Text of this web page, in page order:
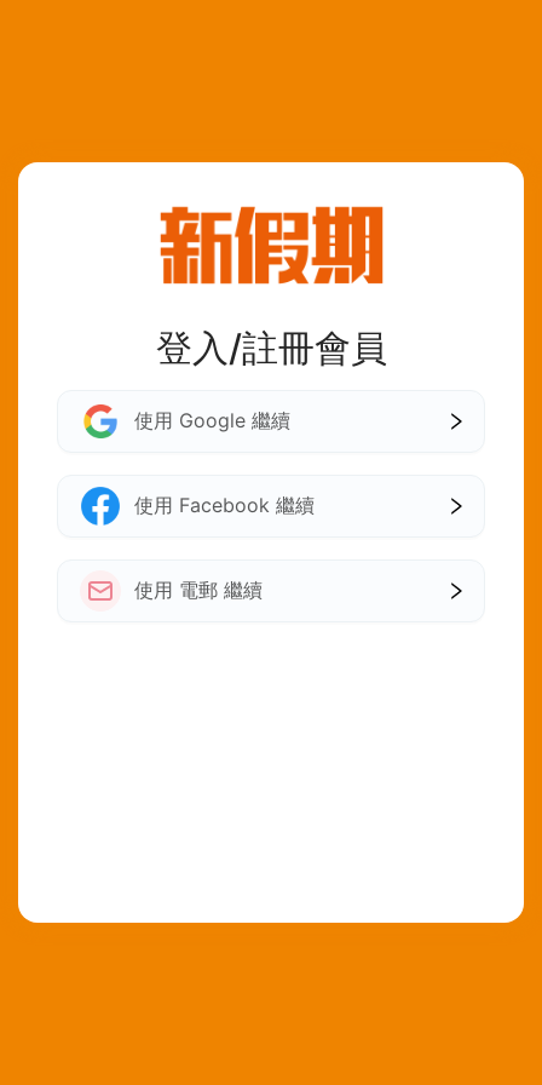
登入/註冊會員
使用 Google 繼續
使用 Facebook 繼續
使用 電郵 繼續